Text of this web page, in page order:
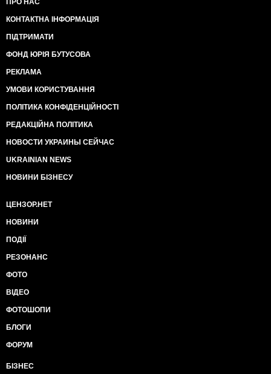
ПРО НАС
КОНТАКТНА ІНФОРМАЦІЯ
ПІДТРИМАТИ
ФОНД ЮРІЯ БУТУСОВА
РЕКЛАМА
УМОВИ КОРИСТУВАННЯ
ПОЛІТИКА КОНФІДЕНЦІЙНОСТІ
РЕДАКЦІЙНА ПОЛІТИКА
НОВОСТИ УКРАИНЫ СЕЙЧАС
UKRAINIAN NEWS
НОВИНИ БІЗНЕСУ
ЦЕНЗОР.НЕТ
НОВИНИ
ПОДІЇ
РЕЗОНАНС
ФОТО
ВІДЕО
ФОТОШОПИ
БЛОГИ
ФОРУМ
БІЗНЕС